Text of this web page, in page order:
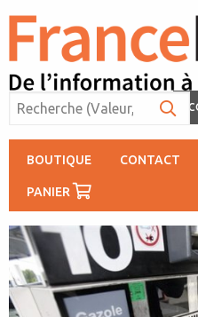
BOUTIQUE CONTACT
PANIER